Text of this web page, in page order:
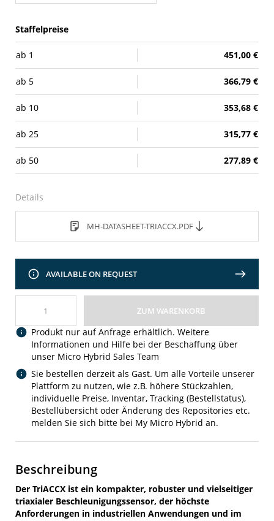
Staffelpreise
ab 1 451,00 €
ab 5 366,79 €
ab 10 353,68 €
ab 25 315,77 €
ab 50 277,89 €
Details
MH-DATASHEET-TRIACCX.PDF
AVAILABLE ON REQUEST
ZUM WARENKORB
Produkt nur auf Anfrage erhältlich. Weitere
Informationen und Hilfe bei der Beschaffung über
unser Micro Hybrid Sales Team
Sie bestellen derzeit als Gast. Um alle Vorteile unserer
Plattform zu nutzen, wie z.B. höhere Stückzahlen,
individuelle Preise, Inventar, Tracking (Bestellstatus),
Bestellübersicht oder Änderung des Repositories etc.
melden Sie sich bitte bei My Micro Hybrid an.
Beschreibung
Der TriACCX ist ein kompakter, robuster und vielseitiger
triaxialer Beschleunigungssensor, der höchste
Anforderungen in industriellen Anwendungen und im